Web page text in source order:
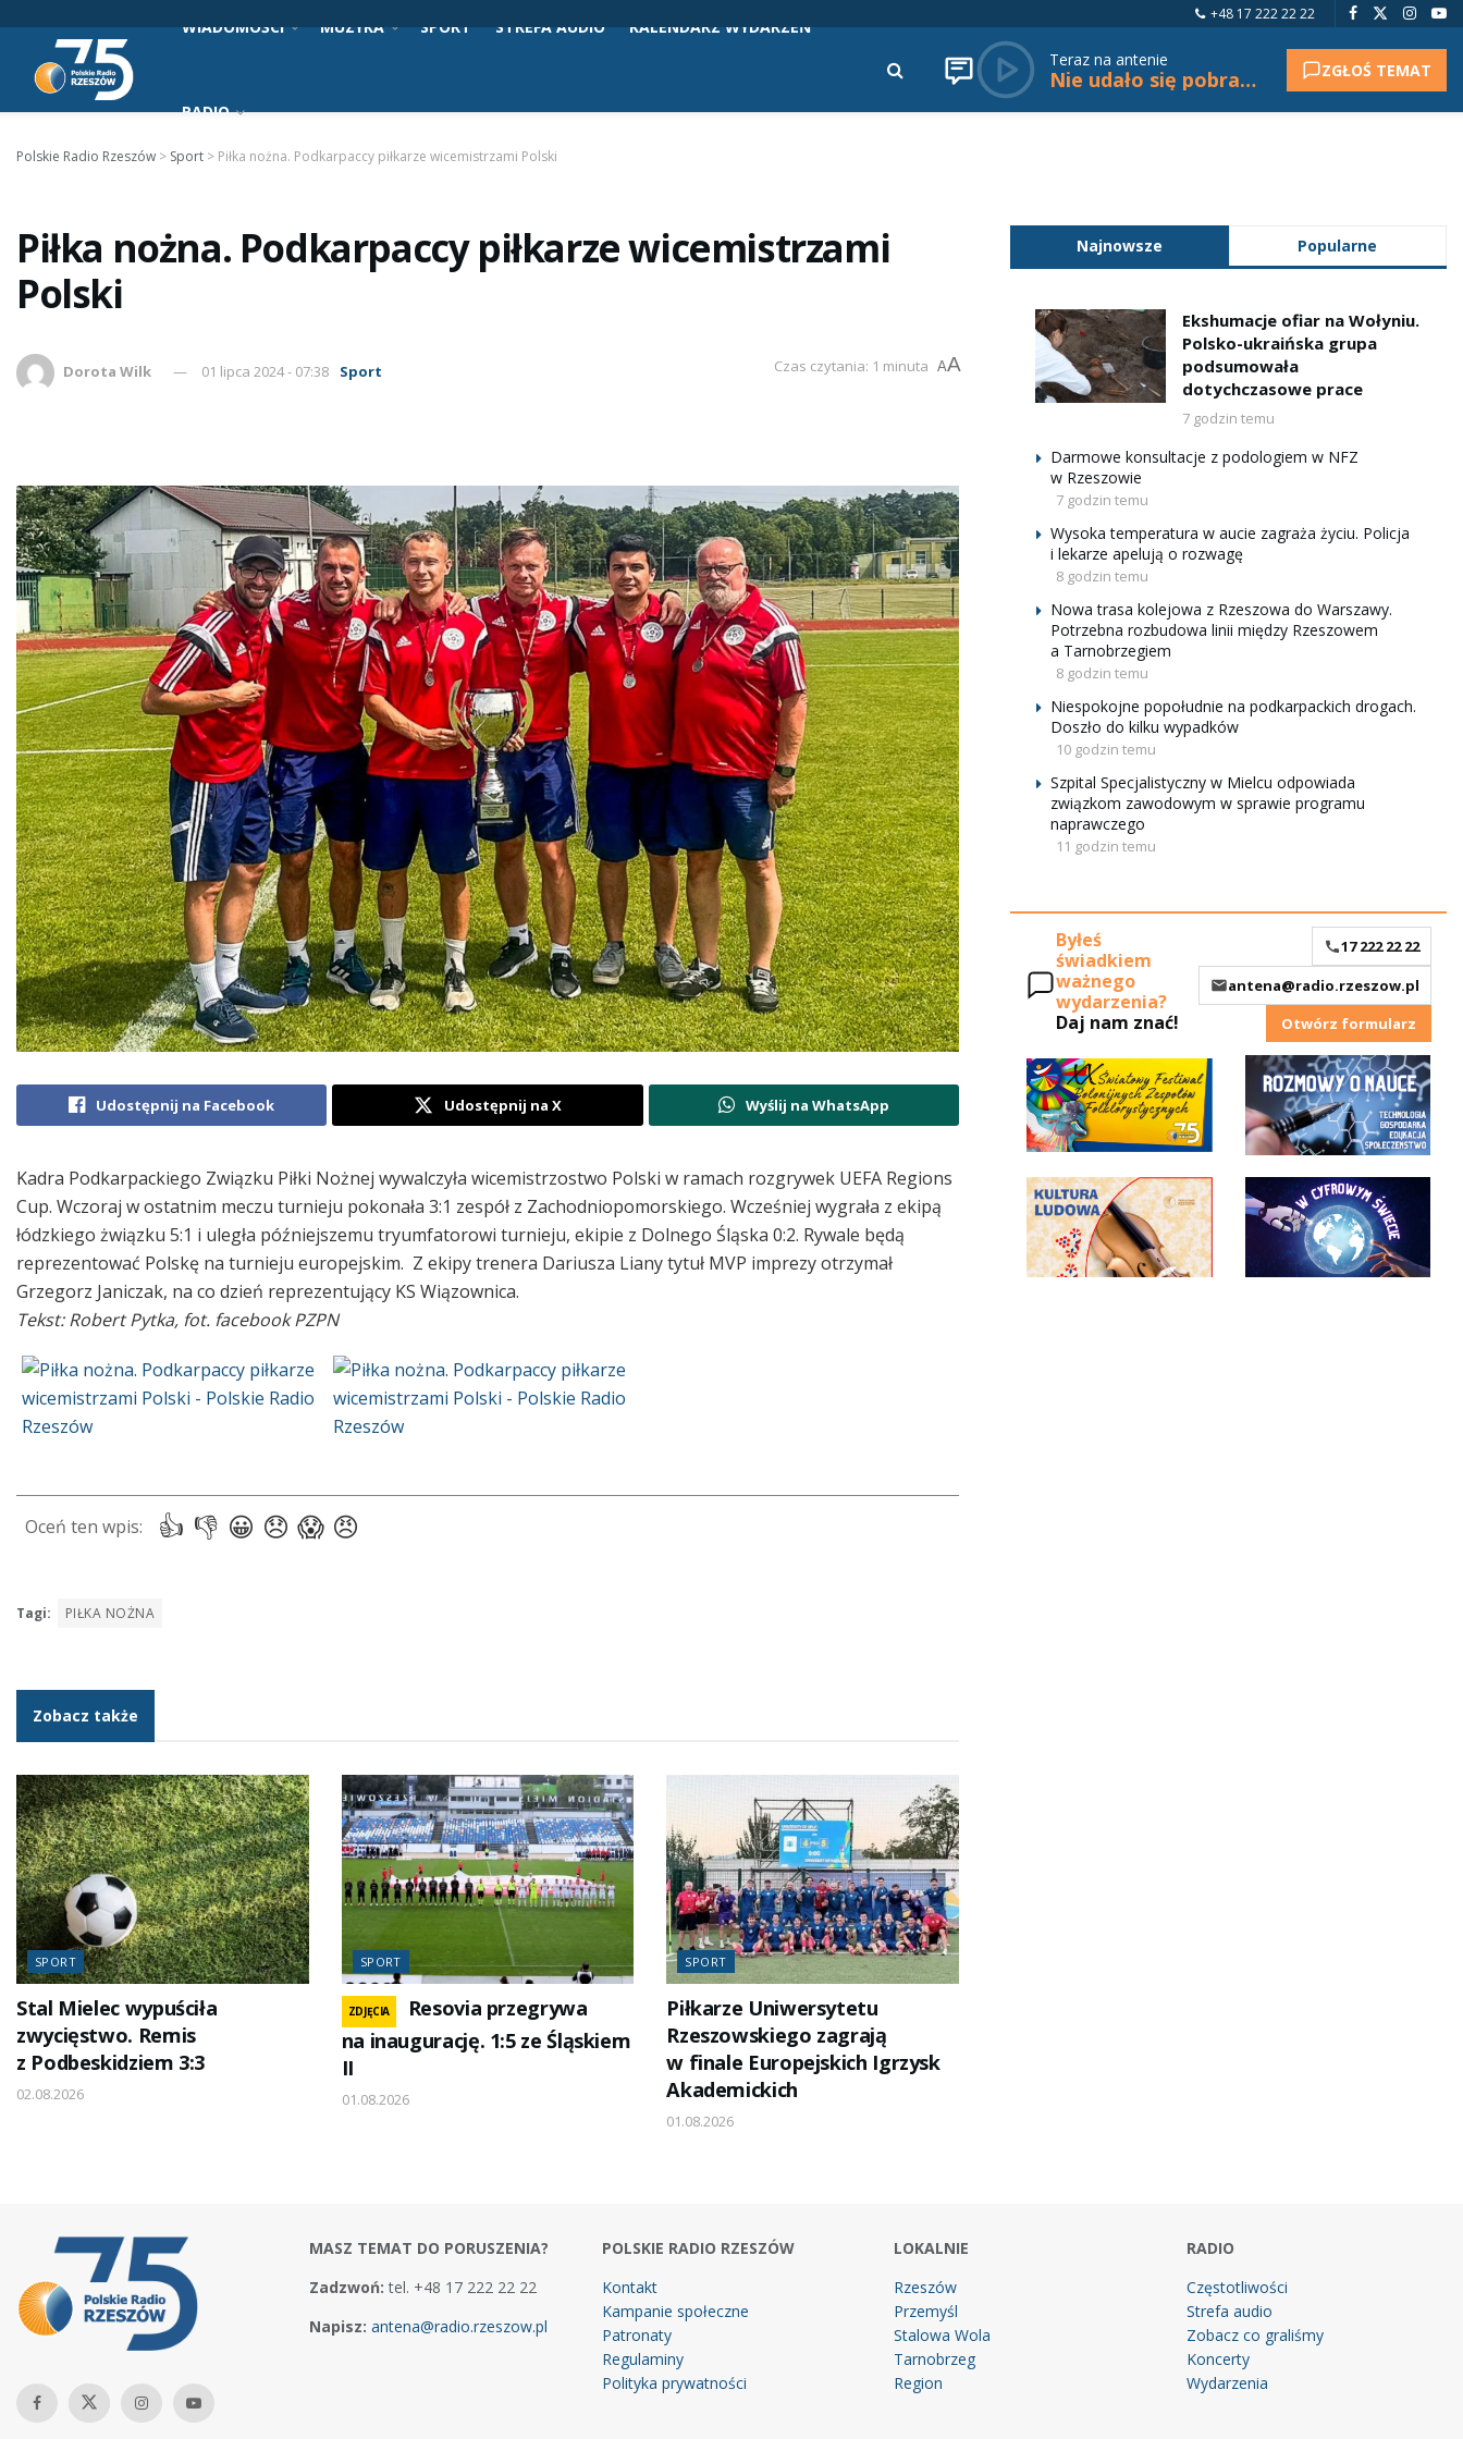
+48 17 222 22 22
WIADOMOŚCI MUZYKA SPORT STREFA AUDIO KALENDARZ WYDARZEŃ
RADIO
Teraz na antenie
Nie udało się pobrać tytułu. ZGŁOŚ TEMAT
Polskie Radio Rzeszów > Sport > Piłka nożna. Podkarpaccy piłkarze wicemistrzami Polski
Piłka nożna. Podkarpaccy piłkarze wicemistrzami
Polski
Dorota Wilk 01 lipca 2024 - 07:38 Sport Czas czytania: 1 minuta AA
Udostępnij na Facebook Udostępnij na X Wyślij na WhatsApp
Kadra Podkarpackiego Związku Piłki Nożnej wywalczyła wicemistrzostwo Polski w ramach rozgrywek UEFA Regions
Cup. Wczoraj w ostatnim meczu turnieju pokonała 3:1 zespół z Zachodniopomorskiego. Wcześniej wygrała z ekipą
łódzkiego żwiązku 5:1 i uległa późniejszemu tryumfatorowi turnieju, ekipie z Dolnego Śląska 0:2. Rywale będą
reprezentować Polskę na turnieju europejskim. Z ekipy trenera Dariusza Liany tytuł MVP imprezy otrzymał
Grzegorz Janiczak, na co dzień reprezentujący KS Wiązownica.
Tekst: Robert Pytka, fot. facebook PZPN
Tagi: PIŁKA NOŻNA
Zobacz także
SPORT
Stal Mielec wypuściła
zwycięstwo. Remis
z Podbeskidziem 3:3
02.08.2026
SPORT
ZDJĘCIA
Resovia przegrywa
na inaugurację. 1:5 ze Śląskiem
II
01.08.2026
SPORT
Piłkarze Uniwersytetu
Rzeszowskiego zagrają
w finale Europejskich Igrzysk
Akademickich
01.08.2026
Najnowsze Popularne
Ekshumacje ofiar na Wołyniu.
Polsko-ukraińska grupa
podsumowała
dotychczasowe prace
7 godzin temu
Darmowe konsultacje z podologiem w NFZ
w Rzeszowie
7 godzin temu
Wysoka temperatura w aucie zagraża życiu. Policja
i lekarze apelują o rozwagę
8 godzin temu
Nowa trasa kolejowa z Rzeszowa do Warszawy.
Potrzebna rozbudowa linii między Rzeszowem
a Tarnobrzegiem
8 godzin temu
Niespokojne popołudnie na podkarpackich drogach.
Doszło do kilku wypadków
10 godzin temu
Szpital Specjalistyczny w Mielcu odpowiada
związkom zawodowym w sprawie programu
naprawczego
11 godzin temu
Byłeś
świadkiem
ważnego
wydarzenia?
Daj nam znać!
17 222 22 22
antena@radio.rzeszow.pl
Otwórz formularz
MASZ TEMAT DO PORUSZENIA?
Zadzwoń: tel. +48 17 222 22 22
Napisz: antena@radio.rzeszow.pl
POLSKIE RADIO RZESZÓW
Kontakt
Kampanie społeczne
Patronaty
Regulaminy
Polityka prywatności
LOKALNIE
Rzeszów
Przemyśl
Stalowa Wola
Tarnobrzeg
Region
RADIO
Częstotliwości
Strefa audio
Zobacz co graliśmy
Koncerty
Wydarzenia